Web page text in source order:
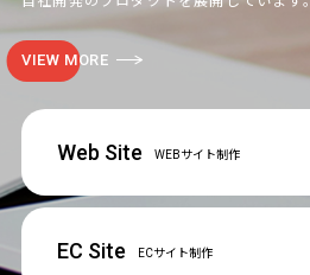
VIEW MORE
Web Site WEBサイト制作
EC Site ECサイト制作